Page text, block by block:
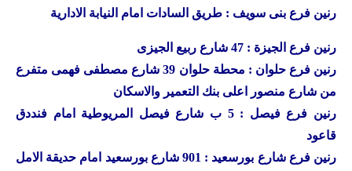
رنين فرع بنى سويف : طريق السادات امام النيابة الادارية
رنين فرع الجيزة : 47 شارع ربيع الجيزى
رنين
فرع حلوان : محطة حلوان 39 شارع مصطفى فهمى متفرع
من شارع منصور اعلى بنك التعمير والاسكان
رنين
فرع فيصل : 5 ب شارع فيصل المريوطية امام فنددق
قاعود
رنين
فرع شارع بورسعيد : 901 شارع بورسعيد امام حديقة الامل